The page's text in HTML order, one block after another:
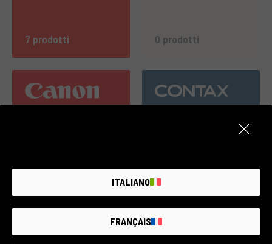
7 prodotti 0 prodotti
7 prodotti 7 prodotti
ITALIANO
FRANÇAIS